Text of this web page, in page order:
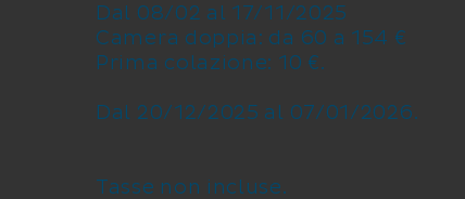
Dal 08/02 al 17/11/2025
Camera doppia: da 60 a 154 €
Prima colazione: 10 €.
Dal 20/12/2025 al 07/01/2026.
Tasse non incluse.